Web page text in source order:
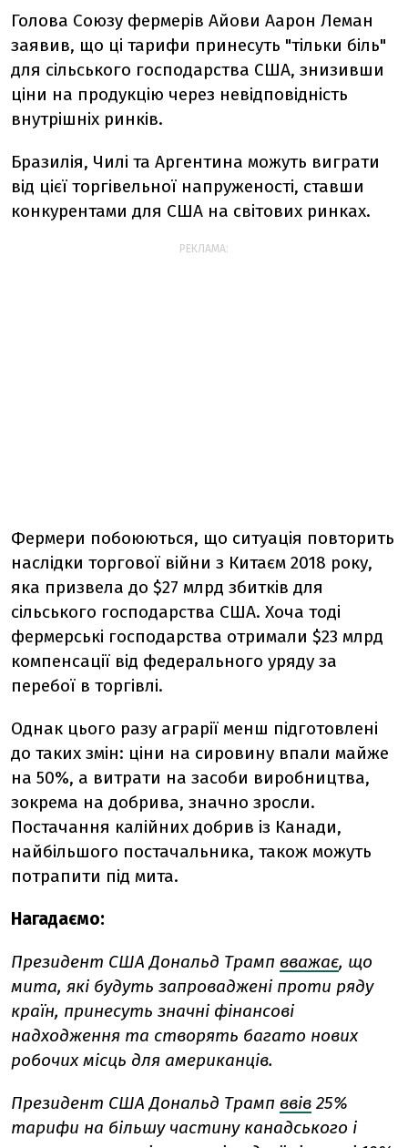
Голова Союзу фермерів Айови Аарон Леман
заявив, що ці тарифи принесуть "тільки біль"
для сільського господарства США, знизивши
ціни на продукцію через невідповідність
внутрішніх ринків.
Бразилія, Чилі та Аргентина можуть виграти
від цієї торгівельної напруженості, ставши
конкурентами для США на світових ринках.
РЕКЛАМА:
Фермери побоюються, що ситуація повторить
наслідки торгової війни з Китаєм 2018 року,
яка призвела до $27 млрд збитків для
сільського господарства США. Хоча тоді
фермерські господарства отримали $23 млрд
компенсації від федерального уряду за
перебої в торгівлі.
Однак цього разу аграрії менш підготовлені
до таких змін: ціни на сировину впали майже
на 50%, а витрати на засоби виробництва,
зокрема на добрива, значно зросли.
Постачання калійних добрив із Канади,
найбільшого постачальника, також можуть
потрапити під мита.
Нагадаємо:
Президент США Дональд Трамп вважає, що
мита, які будуть запроваджені проти ряду
країн, принесуть значні фінансові
надходження та створять багато нових
робочих місць для американців.
Президент США Дональд Трамп ввів 25%
тарифи на більшу частину канадського і